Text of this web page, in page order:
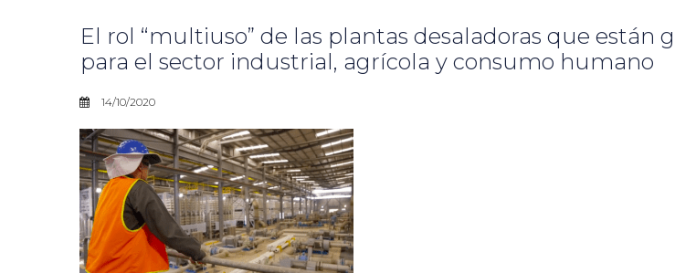
El rol “multiuso” de las plantas desaladoras que están
para el sector industrial, agrícola y consumo humano
14/10/2020